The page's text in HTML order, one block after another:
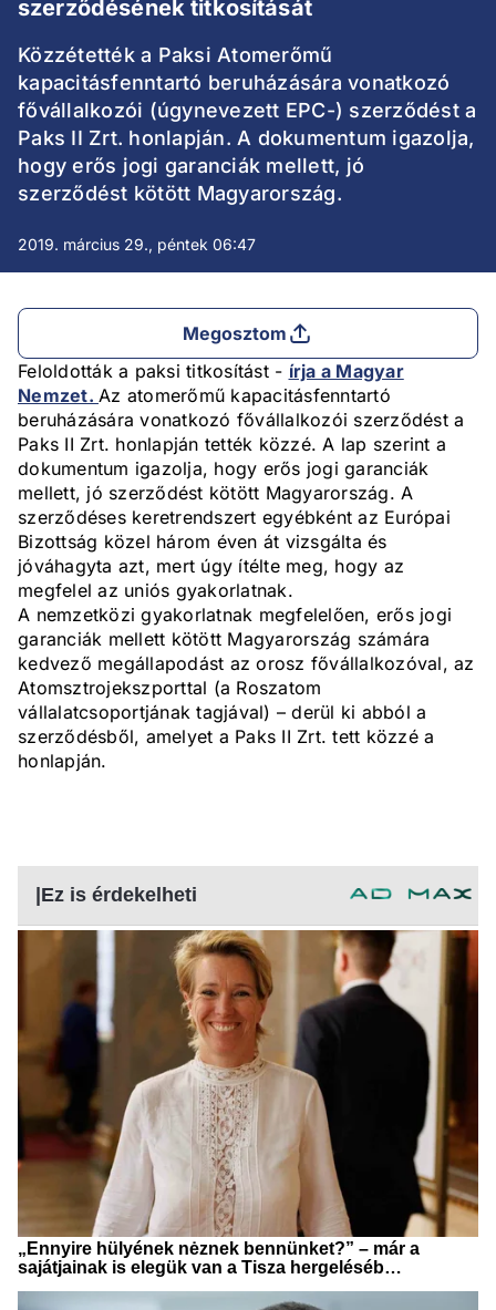
szerződésének titkosítását
Közzétették a Paksi Atomerőmű
kapacitásfenntartó beruházására vonatkozó
fővállalkozói (úgynevezett EPC-) szerződést a
Paks II Zrt. honlapján. A dokumentum igazolja,
hogy erős jogi garanciák mellett, jó
szerződést kötött Magyarország.
2019. március 29., péntek 06:47
Megosztom
Feloldották a paksi titkosítást - írja a Magyar
Nemzet. Az atomerőmű kapacitásfenntartó
beruházására vonatkozó fővállalkozói szerződést a
Paks II Zrt. honlapján tették közzé. A lap szerint a
dokumentum igazolja, hogy erős jogi garanciák
mellett, jó szerződést kötött Magyarország. A
szerződéses keretrendszert egyébként az Európai
Bizottság közel három éven át vizsgálta és
jóváhagyta azt, mert úgy ítélte meg, hogy az
megfelel az uniós gyakorlatnak.
A nemzetközi gyakorlatnak megfelelően, erős jogi
garanciák mellett kötött Magyarország számára
kedvező megállapodást az orosz fővállalkozóval, az
Atomsztrojekszporttal (a Roszatom
vállalatcsoportjának tagjával) – derül ki abból a
szerződésből, amelyet a Paks II Zrt. tett közzé a
honlapján.